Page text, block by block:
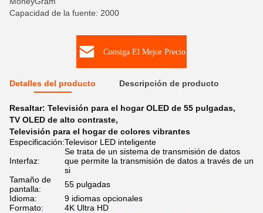
Capacidad de la fuente: 2000
Consiga El Mejor Precio
Detalles del producto Descripción de producto
Resaltar: Televisión para el hogar OLED de 55 pulgadas,
TV OLED de alto contraste,
Televisión para el hogar de colores vibrantes
Especificación:Televisor LED inteligente
Interfaz:
Se trata de un sistema de transmisión de datos
que permite la transmisión de datos a través de un
si
Tamaño de
pantalla:
55 pulgadas
Idioma:
9 idiomas opcionales
Formato:
4K Ultra HD